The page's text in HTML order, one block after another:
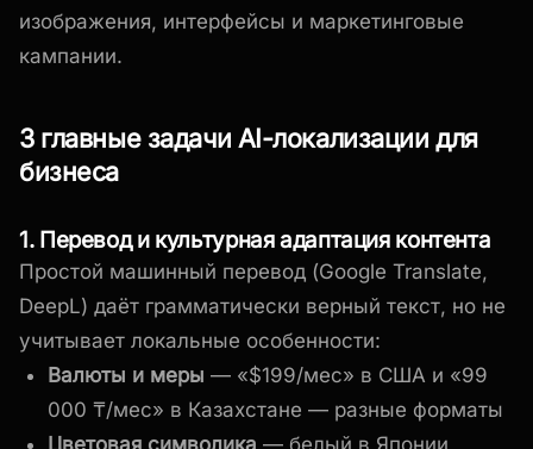
изображения, интерфейсы и маркетинговые
кампании.
3 главные задачи AI-локализации для
бизнеса
1. Перевод и культурная адаптация контента
Простой машинный перевод (Google Translate,
DeepL) даёт грамматически верный текст, но не
учитывает локальные особенности:
Валюты и меры — «$199/мес» в США и «99
000 ₸/мес» в Казахстане — разные форматы
Цветовая символика — белый в Японии